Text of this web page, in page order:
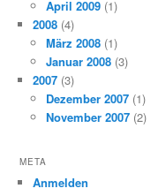
April 2009 (1)
2008 (4)
März 2008 (1)
Januar 2008 (3)
2007 (3)
Dezember 2007 (1)
November 2007 (2)
META
Anmelden